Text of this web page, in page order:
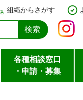
組織からさがす
各種相談窓口
・申請・募集